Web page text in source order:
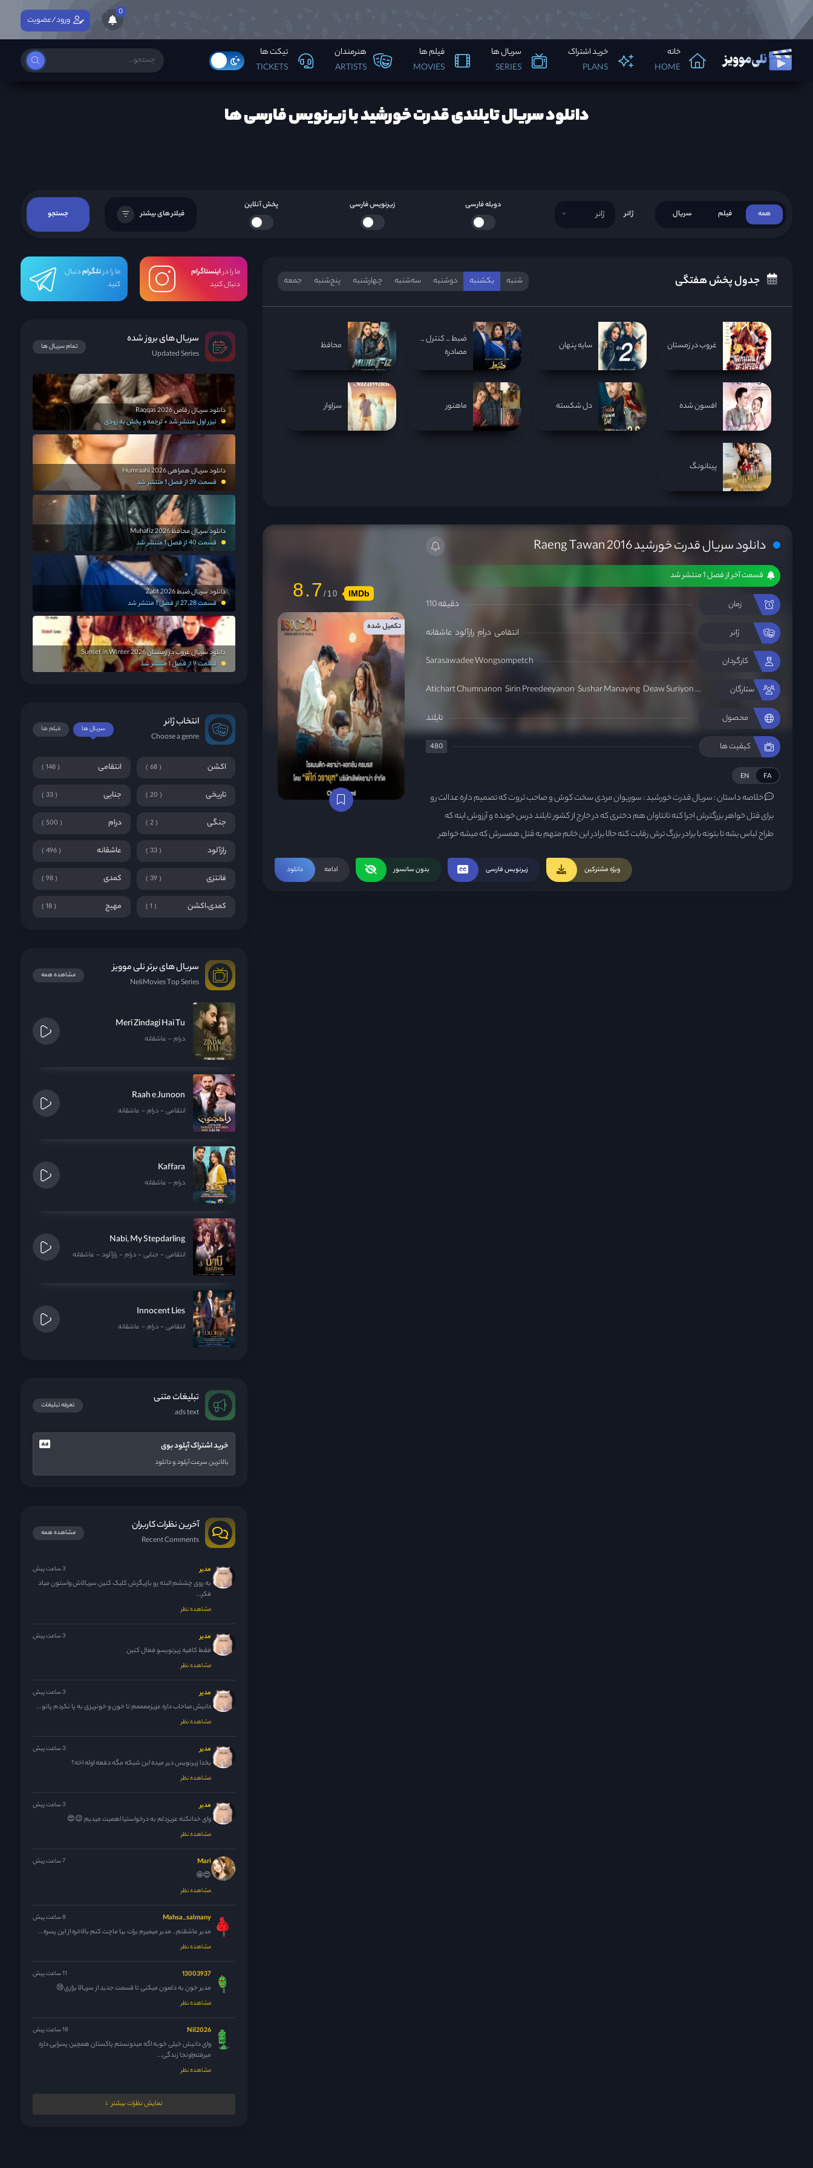
0
خانه
HOME
خرید اشتراک
PLANS
سریال ها
SERIES
فیلم ها
MOVIES
هنرمندان
ARTISTS
تیکت ها
TICKETS
ورود/عضویت
دانلود سریال تایلندی قدرت خورشید با زیرنویس فارسی ها
همه فیلم سریال ژانر ژانر
دوبله فارسی زیرنویس فارسی پخش آنلاین
فیلتر های بیشتر جستجو
جدول پخش هفتگی شنبه یکشنبه دوشنبه سه‌‌شنبه چهارشنبه پنج‌شنبه جمعه
غروب در زمستان سایه پنهان
ضبط _ کنترل _
مصادره
محافظ
افسون شده دل شکسته ماهنور سزاوار
پینانونگ
دانلود سریال قدرت خورشید Raeng Tawan 2016
قسمت آخر از فصل 1 منتشر شد
زمان 110 دقیقه
ژانر انتقامی درام رازآلود عاشقانه
کارگردان Sarasawadee Wongsompetch
ستارگان Atichart Chumnanon Sirin Preedeeyanon Sushar Manaying Deaw Suriyon Aroonwattanakul
محصول تایلند
کیفیت ها 480
FA
EN
خلاصه داستان :سریال قدرت خورشید : سوریوان مردی سخت کوش و صاحب ثروت که تصمیم داره عدالت رو
برای قتل خواهر بزرگترش اجرا کنه تانتاوان هم دختری که در خارج از کشور تایلند درس خونده و آرزوش اینه که
طراح لباس بشه تا بتونه با برادر بزرگ ترش رقابت کنه حالا برادر این خانم متهم به قتل همسرش که میشه خواهر
ادامه دانلود ویژه مشترکین زیرنویس فارسی بدون سانسور
8.7 IMDb
تکمیل شده
ما را دراینستاگرام
دنبال کنید
ما را درتلگرامدنبال
کنید
سریال های بروز شده
Updated Series
تمام سریال ها
دانلود سریال رقاص Raqqas 2026
تیزر اول منتشر شد + ترجمه و پخش به زودی
دانلود سریال همراهی Humraahi 2026
قسمت 39 از فصل 1 منتشر شد
دانلود سریال محافظ Muhafiz 2026
قسمت 40 از فصل 1 منتشر شد
دانلود سریال ضبط Zabt 2026
قسمت 27,28 از فصل 1 منتشر شد
دانلود سریال غروب در زمستان Sunset in Winter 2026
قسمت 9 از فصل 1 منتشر شد
انتخاب ژانر
Choose a genre
فیلم ها سریال ها
اکشن 68 انتقامی 148
تاریخی 20 جنایی 33
جنگی 2 درام 500
رازآلود 33 عاشقانه 496
فانتزی 39 کمدی 98
کمدی،اکشن 1 مهیج 18
سریال های برتر نلی موویز
NeliMovies Top Series
مشاهده همه
Meri Zindagi Hai Tu
درام عاشقانه
Raah e Junoon
انتقامی درام عاشقانه
Kaffara
درام عاشقانه
Nabi, My Stepdarling
انتقامی جنایی درام رازآلود عاشقانه
Innocent Lies
انتقامی درام عاشقانه
تبلیغات متنی
ads text
تعرفه تبلیغات
خرید اشتراک آپلود بوی
بالاترین سرعت آپلود و دانلود
آخرین نظرات کاربران
Recent Comments
مشاهده همه
مدیر 3 ساعت پیش
به روی چششم البته رو بازیگرش کلیک کنین سریالاش واستون میاد
فکر...
مشاهده نظر
مدیر 3 ساعت پیش
فقط کافیه زیرنویسو فعال کنین
مشاهده نظر
مدیر 3 ساعت پیش
دانیش صاحاب داره عزیزممممم تا خون و خونریزی به پا نکردم پاتو...
مشاهده نظر
مدیر 3 ساعت پیش
بخدا زیرنویس دیر میده این شبکه مگه دفعه اوله اخه؟
مشاهده نظر
مدیر 3 ساعت پیش
وای خدانکنه عزیزدلم به درخواستیا اهمیت میدیم 😉😍
مشاهده نظر
Mari 7 ساعت پیش
😍🤩
مشاهده نظر
Mahsa_salmany 8 ساعت پیش
مدیر عاشقتم.. مدیر میمیرم برات بیا ماچت کنم بالاخره از این پسره...
مشاهده نظر
13003937 11 ساعت پیش
مدیر خون به دلمون میکنی تا قسمت جدید از سریالا بزاری😢
مشاهده نظر
Nil2026 18 ساعت پیش
وای دانیش خیلی خوبه اگه میدونستم پاکستان همچین پسرایی داره
میرفتم‌اونجا زندگی...
مشاهده نظر
42 فیناله یعنی پس فردا
نمایش نظرات بیشتر